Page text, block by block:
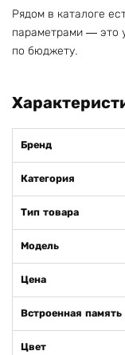
Рядом в каталоге
параметрами — это
по бюджету.
Бренд
Категория
Тип товара
Модель
Цена
Встроенная память
Цвет